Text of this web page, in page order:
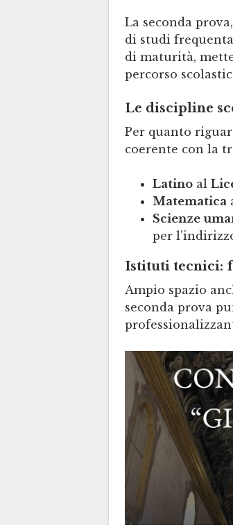
La seconda
di studi
di maturità,
percorso
Le discipline
Per quanto
coerente con la
Latinoal
Matematica
Scienze
per
Istituti tecnici:
Ampio spazio
seconda prova